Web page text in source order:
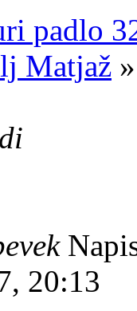
padlo
Matjaž
20:13